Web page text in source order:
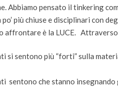
Abbiamo pensato il tinkering
più chiuse e disciplinari con
affrontare è la LUCE.
si sentono più “forti” sulla
sentono che stanno